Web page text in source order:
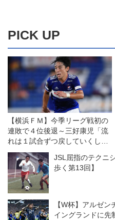
PICK UP
【横浜ＦＭ】今季リーグ戦初の
連敗で４位後退～三好康児「流
れは１試合ずつ戻していくしか
ない」
JSL屈指のテクニ
歩く第13回】
【W杯】アルゼ
イングランドに先